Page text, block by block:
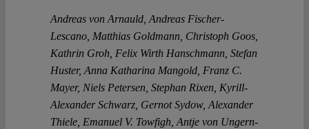
Andreas von Arnauld,Andreas Fischer-
Lescano, Matthias Goldmann, Christoph Goos,
Kathrin Groh, Felix Wirth Hanschmann, Stefan
Huster,Anna Katharina Mangold, Franz C.
Mayer, Niels Petersen, Stephan Rixen, Kyrill-
Alexander Schwarz, Gernot Sydow,Alexander
Thiele, Emanuel V. Towfigh,Antje von Ungern-